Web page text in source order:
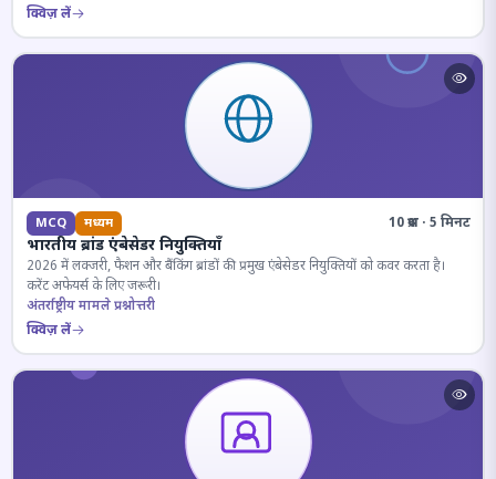
क्विज़ लें
MCQ मध्यम 10 प्रश्न · 5 मिनट
भारतीय ब्रांड एंबेसेडर नियुक्तियाँ
2026 में लक्जरी, फैशन और बैंकिंग ब्रांडों की प्रमुख एंबेसेडर नियुक्तियों को कवर करता है।
करेंट अफेयर्स के लिए जरूरी।
अंतर्राष्ट्रीय मामले प्रश्नोत्तरी
क्विज़ लें